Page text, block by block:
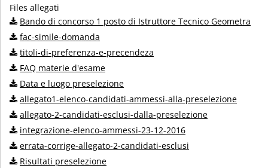
Files allegati
Bando di concorso 1 posto di Istruttore Tecnico Geometra
fac-simile-domanda
titoli-di-preferenza-e-precendeza
FAQ materie d'esame
Data e luogo preselezione
allegato1-elenco-candidati-ammessi-alla-preselezione
allegato-2-candidati-esclusi-dalla-preselezione
integrazione-elenco-ammessi-23-12-2016
errata-corrige-allegato-2-candidati-esclusi
Risultati preselezione